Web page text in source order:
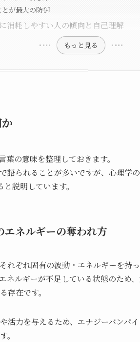
が最大の防御
消耗しやすい人の傾向と自己理解
もっと見る
の意味を整理しておきます。
語られることが多いですが、心理学
説明しています。
エネルギーの奪われ方
れぞれ固有の波動・エネルギーを持っ
ネルギーが不足している状態のため
存在です。
活力を与えるため、エナジーバンパ
。